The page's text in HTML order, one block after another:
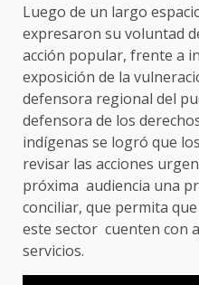
Luego de un largo
expresaron su voluntad
acción popular, frente a
exposición de la
defensora regional del
defensora de los
indígenas se logró que
revisar las acciones
próxima audiencia una
conciliar, que permita
este sector cuenten con
servicios.